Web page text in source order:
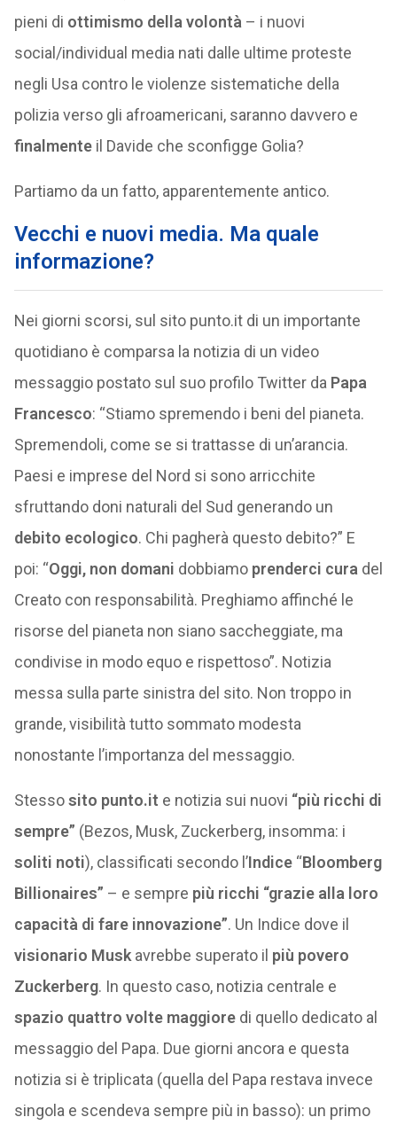
pieni di ottimismo della volontà – i nuovi
social/individual media nati dalle ultime proteste
negli Usa contro le violenze sistematiche della
polizia verso gli afroamericani, saranno davvero e
finalmenteil Davide che sconfigge Golia?
Partiamo da un fatto, apparentemente antico.
Vecchi e nuovi media. Ma quale
informazione?
Nei giorni scorsi, sul sito punto.it di un importante
quotidiano è comparsa la notizia di un video
messaggio postato sul suo profilo Twitter da Papa
Francesco: “Stiamo spremendo i beni del pianeta.
Spremendoli, come se si trattasse di un’arancia.
Paesi e imprese del Nord si sono arricchite
sfruttando doni naturali del Sud generando un
debito ecologico. Chi pagherà questo debito?” E
poi: “Oggi, non domani dobbiamo prenderci cura del
Creato con responsabilità. Preghiamo affinché le
risorse del pianeta non siano saccheggiate, ma
condivise in modo equo e rispettoso”. Notizia
messa sulla parte sinistra del sito. Non troppo in
grande, visibilità tutto sommato modesta
nonostante l’importanza del messaggio.
Stessosito punto.it e notizia sui nuovi “più ricchi di
sempre” (Bezos, Musk, Zuckerberg, insomma: i
soliti noti), classificati secondo l’Indice“Bloomberg
Billionaires” – e sempre più ricchi “grazie alla loro
capacità di fare innovazione”. Un Indice dove il
visionario Muskavrebbe superato il più povero
Zuckerberg. In questo caso, notizia centrale e
spazio quattro volte maggioredi quello dedicato al
messaggio del Papa. Due giorni ancora e questa
notizia si è triplicata (quella del Papa restava invece
singola e scendeva sempre più in basso): un primo